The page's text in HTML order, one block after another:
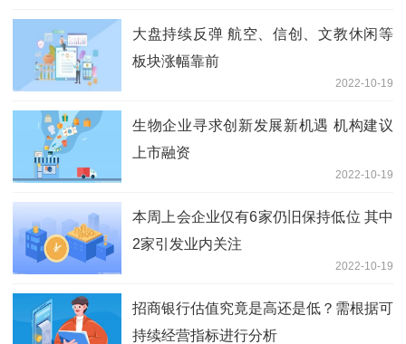
大盘持续反弹 航空、信创、文教休闲等
板块涨幅靠前
2022-10-19
生物企业寻求创新发展新机遇 机构建议
上市融资
2022-10-19
本周上会企业仅有6家仍旧保持低位 其中
2家引发业内关注
2022-10-19
招商银行估值究竟是高还是低？需根据可
持续经营指标进行分析